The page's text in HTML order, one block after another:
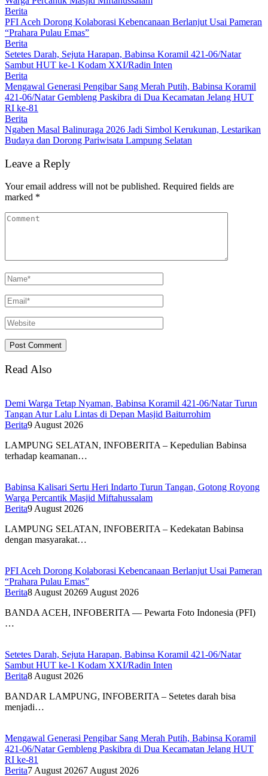
Berita
PFI Aceh Dorong Kolaborasi Kebencanaan Berlanjut Usai Pameran
“Prahara Pulau Emas”
Berita
Setetes Darah, Sejuta Harapan, Babinsa Koramil 421-06/Natar
Sambut HUT ke-1 Kodam XXI/Radin Inten
Berita
Mengawal Generasi Pengibar Sang Merah Putih, Babinsa Koramil
421-06/Natar Gembleng Paskibra di Dua Kecamatan Jelang HUT
RI ke-81
Berita
Ngaben Masal Balinuraga 2026 Jadi Simbol Kerukunan, Lestarikan
Budaya dan Dorong Pariwisata Lampung Selatan
Leave a Reply
Your email address will not be published. Required fields are
marked *
Read Also
Demi Warga Tetap Nyaman, Babinsa Koramil 421-06/Natar Turun
Tangan Atur Lalu Lintas di Depan Masjid Baiturrohim
Berita9 August 2026
LAMPUNG SELATAN, INFOBERITA – Kepedulian Babinsa
terhadap keamanan…
Babinsa Kalisari Sertu Heri Indarto Turun Tangan, Gotong Royong
Warga Percantik Masjid Miftahussalam
Berita9 August 2026
LAMPUNG SELATAN, INFOBERITA – Kedekatan Babinsa
dengan masyarakat…
PFI Aceh Dorong Kolaborasi Kebencanaan Berlanjut Usai Pameran
“Prahara Pulau Emas”
Berita8 August 20269 August 2026
BANDA ACEH, INFOBERITA — Pewarta Foto Indonesia (PFI)
…
Setetes Darah, Sejuta Harapan, Babinsa Koramil 421-06/Natar
Sambut HUT ke-1 Kodam XXI/Radin Inten
Berita8 August 2026
BANDAR LAMPUNG, INFOBERITA – Setetes darah bisa
menjadi…
Mengawal Generasi Pengibar Sang Merah Putih, Babinsa Koramil
421-06/Natar Gembleng Paskibra di Dua Kecamatan Jelang HUT
RI ke-81
Berita7 August 20267 August 2026